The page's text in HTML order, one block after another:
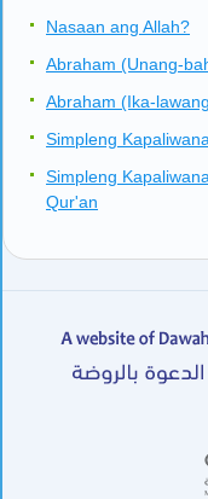
Nasaan ang Allah?
Abraham (Unang-
Abraham (Ika-
Simpleng
Simpleng
Qur'an